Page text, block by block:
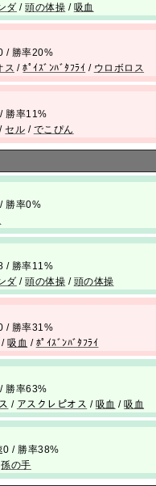
ダ /頭の体操 / 吸血
/ 勝率20%
ス /ﾎﾟｲｽﾞﾝﾊﾞﾀﾌﾗｲ / ウロボロス
勝率11%
/セル / でこぴん
勝率0%
/ 勝率11%
ダ /頭の体操 / 頭の体操
/ 勝率31%
/吸血 / ﾎﾟｲｽﾞﾝﾊﾞﾀﾌﾗｲ
勝率63%
/ アスクレピオス / 吸血 /吸血
0 / 勝率38%
孫の手